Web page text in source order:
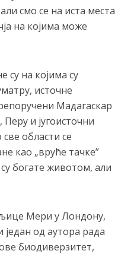
смо се на иста места
на којима може
су на којима су
источне
Мадагаскар
и југоисточни
области се
као „вруће тачке”
богате животом, али
Мери у Лондону,
један од аутора рада
биодиверзитет,